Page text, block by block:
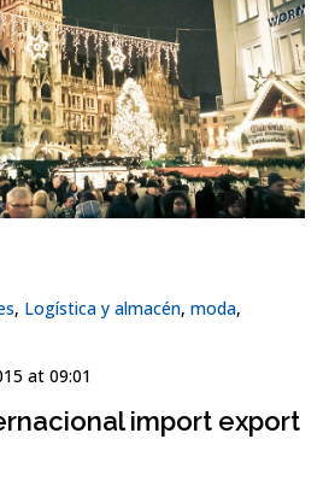
, Logística y almacén, moda,
at 09:01
import export